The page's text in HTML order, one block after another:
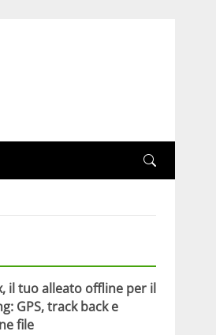
il tuo alleato offline per il
GPS, track back e
file